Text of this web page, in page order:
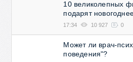
10 великолепных
подарят
17:34 10 927 0
Может ли врач-
поведения"?